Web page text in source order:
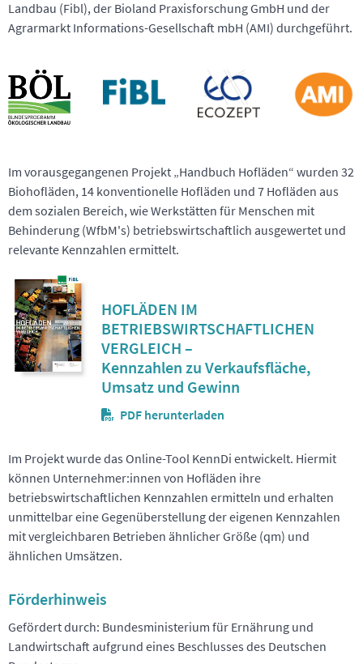
Landbau (Fibl), der Bioland Praxisforschung GmbH und der
Agrarmarkt Informations-Gesellschaft mbH (AMI) durchgeführt.
Im vorausgegangenen Projekt „Handbuch Hofläden“ wurden 32
Biohoﬂäden, 14 konventionelle Hoﬂäden und 7 Hoﬂäden aus
dem sozialen Bereich, wie Werkstätten für Menschen mit
Behinderung (WfbM's) betriebswirtschaftlich ausgewertet und
relevante Kennzahlen ermittelt.
HOFLÄDEN IM
BETRIEBSWIRTSCHAFTLICHEN
VERGLEICH –
Kennzahlen zu Verkaufsfläche,
Umsatz und Gewinn
PDF herunterladen
Im Projekt wurde das Online-Tool KennDi entwickelt. Hiermit
können Unternehmer:innen von Hofläden ihre
betriebswirtschaftlichen Kennzahlen ermitteln und erhalten
unmittelbar eine Gegenüberstellung der eigenen Kennzahlen
mit vergleichbaren Betrieben ähnlicher Größe (qm) und
ähnlichen Umsätzen.
Förderhinweis
Gefördert durch: Bundesministerium für Ernährung und
Landwirtschaft aufgrund eines Beschlusses des Deutschen